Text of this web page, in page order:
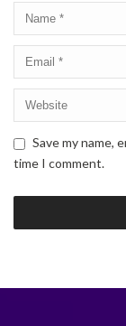
Save my name,
time I comment.